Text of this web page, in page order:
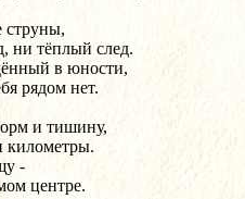
струны,
ни тёплый след.
в юности,
рядом нет.
и тишину,
километры.
-
центре.